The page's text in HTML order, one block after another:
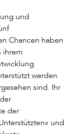
und
Chancen haben
ihrem
werden
sind. Ihr
der
und